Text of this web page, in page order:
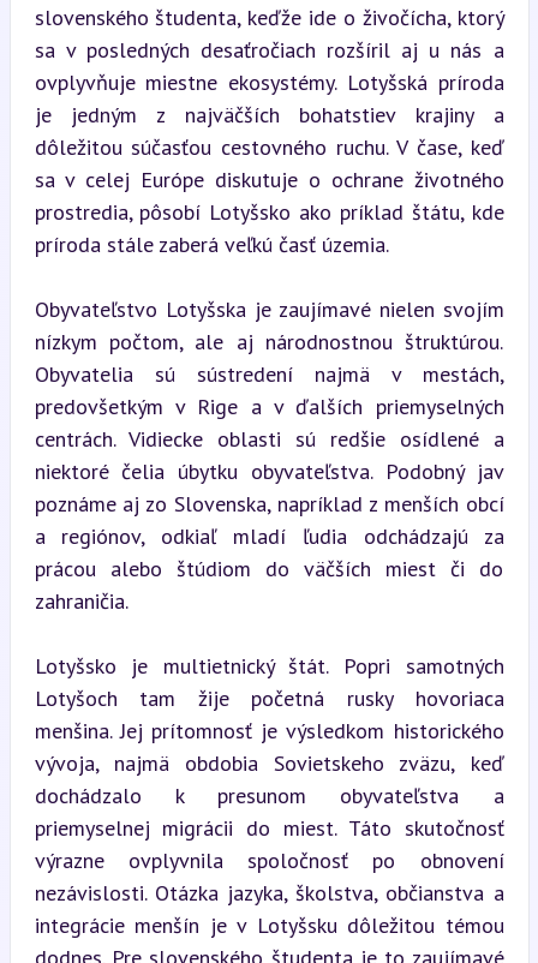
slovenského študenta, keďže ide o živočícha, ktorý
sa v posledných desaťročiach rozšíril aj u nás a
ovplyvňuje miestne ekosystémy. Lotyšská príroda
je jedným z najväčších bohatstiev krajiny a
dôležitou súčasťou cestovného ruchu. V čase, keď
sa v celej Európe diskutuje o ochrane životného
prostredia, pôsobí Lotyšsko ako príklad štátu, kde
príroda stále zaberá veľkú časť územia.
Obyvateľstvo Lotyšska je zaujímavé nielen svojím
nízkym počtom, ale aj národnostnou štruktúrou.
Obyvatelia sú sústredení najmä v mestách,
predovšetkým v Rige a v ďalších priemyselných
centrách. Vidiecke oblasti sú redšie osídlené a
niektoré čelia úbytku obyvateľstva. Podobný jav
poznáme aj zo Slovenska, napríklad z menších obcí
a regiónov, odkiaľ mladí ľudia odchádzajú za
prácou alebo štúdiom do väčších miest či do
zahraničia.
Lotyšsko je multietnický štát. Popri samotných
Lotyšoch tam žije početná rusky hovoriaca
menšina. Jej prítomnosť je výsledkom historického
vývoja, najmä obdobia Sovietskeho zväzu, keď
dochádzalo k presunom obyvateľstva a
priemyselnej migrácii do miest. Táto skutočnosť
výrazne ovplyvnila spoločnosť po obnovení
nezávislosti. Otázka jazyka, školstva, občianstva a
integrácie menšín je v Lotyšsku dôležitou témou